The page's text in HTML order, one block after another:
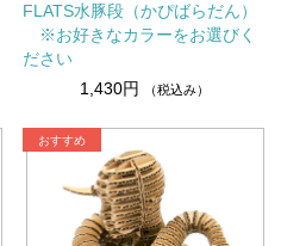
FLATS水豚段（かぴばらだん）
※お好きなカラーをお選びく
ださい
1,430円
（税込み）